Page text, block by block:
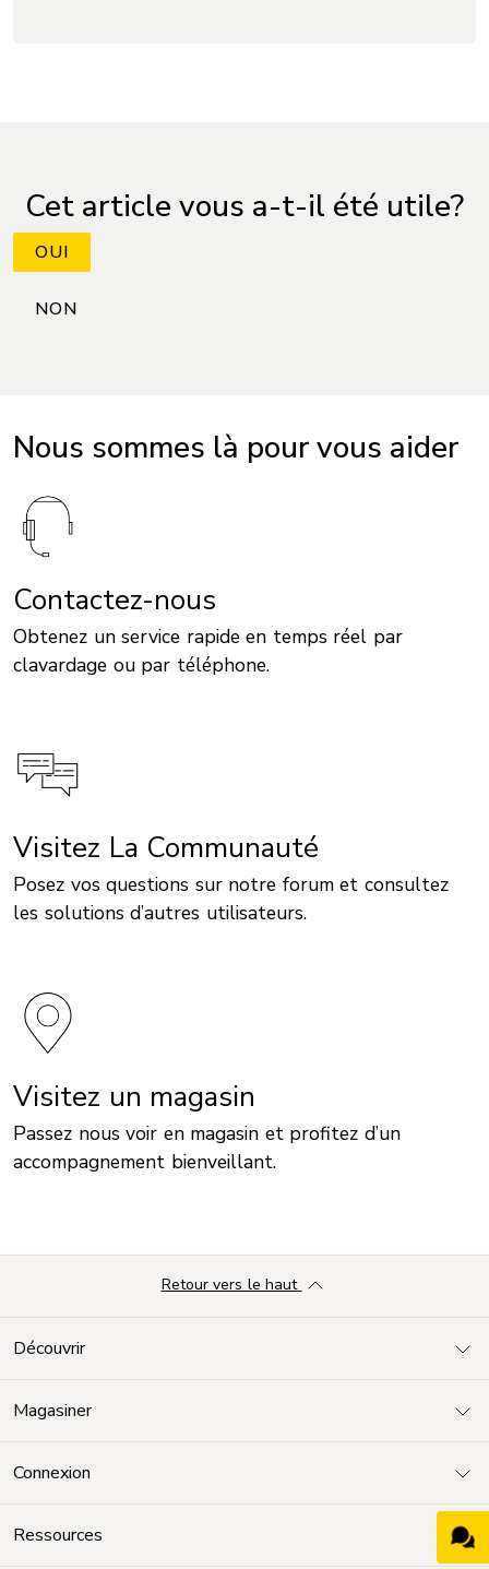
Cet article vous a-t-il été utile?
Nous sommes là pour vous aider
Contactez-nous
Obtenez un service rapide en temps réel par
clavardage ou par téléphone.
Visitez La Communauté
Posez vos questions sur notre forum et consultez
les solutions d’autres utilisateurs.
Visitez un magasin
Passez nous voir en magasin et profitez d’un
accompagnement bienveillant.
Découvrir
Magasiner
Connexion
Ressources
Retour vers le haut